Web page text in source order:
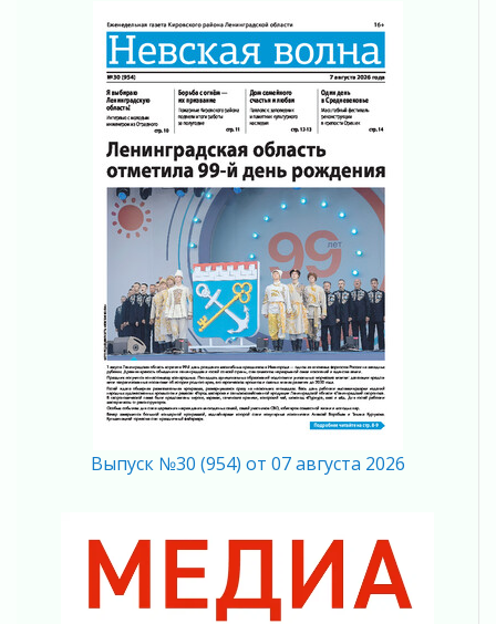
«Результат командный, заслуга каждого
ведомства и муниципалитета»
05 августа 2026
Вдохновлять, просвещать и объединять!
05 августа 2026
Не оставят в беде
05 августа 2026
На лидирующих позициях
04 августа 2026
Итоги конкурса «Лучший работник
Кадрового центра – 2026» подведены!
04 августа 2026
Ставка на дисциплину на перекрестках
04 августа 2026
В Ленобласти растет потребление
мобильного трафика
Полумрак бьёт по карману
04 августа 2026
Память, сталь и музыка
04 августа 2026
Выпуск №30 (954) от 07 августа 2026